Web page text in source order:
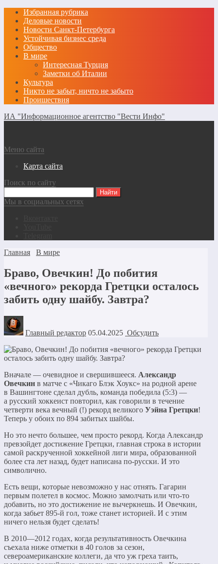
Избранная рубрика
Деловые новости
Новости Санкт-Петербурга
Устойчивая бизнес среда
Общество
В мире
Интересная Турция
Заметки об Италии
Культура
Никто не забыт, ничто не забыто
Проишествия
ИА "Информационное агентство "Вести Инфо"
Меню сайта
Карта сайта
Поиск по сайту
Мы в социальных сетях
Главная
В мире
Браво, Овечкин! До побития
«вечного» рекорда Гретцки осталось
забить одну шайбу. Завтра?
Главный редактор 05.04.2025 Обсудить
Вначале — очевидное и свершившееся. Александр
Овечкин в матче с «Чикаго Блэк Хоукс» на родной арене
в Вашингтоне сделал дубль, команда победила (5:3) —
а русский хоккеист повторил, как говорили в течение
четверти века вечный (!) рекорд великого Уэйна Гретцки!
Теперь у обоих по 894 забитых шайбы.
Но это нечто большее, чем просто рекорд. Когда Александр
превзойдет достижение Гретцки, главная строка в истории
самой раскрученной хоккейной лиги мира, образованной
более ста лет назад, будет написана по-русски. И это
символично.
Есть вещи, которые невозможно у нас отнять. Гагарин
первым полетел в космос. Можно замолчать или что-то
добавить, но это достижение не вычеркнешь. И Овечкин,
когда забьет 895-й гол, тоже станет историей. И с этим
ничего нельзя будет сделать!
В 2010—2012 годах, когда результативность Овечкина
съехала ниже отметки в 40 голов за сезон,
североамериканские коллеги, да что уж греха таить,